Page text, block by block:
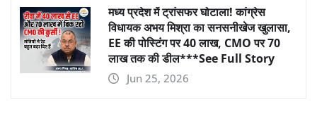
मध्य प्रदेश में ट्रांसफर घोटाला! कांग्रेस
विधायक अभय मिश्रा का सनसनीखेज खुलासा,
EE की पोस्टिंग पर 40 लाख, CMO पर 70
लाख तक की डील***See Full Story
Jun 25, 2026